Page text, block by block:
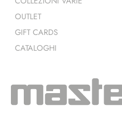
OUTLET
GIFT CARDS
CATALOGHI